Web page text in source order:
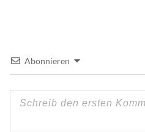
Abonnieren